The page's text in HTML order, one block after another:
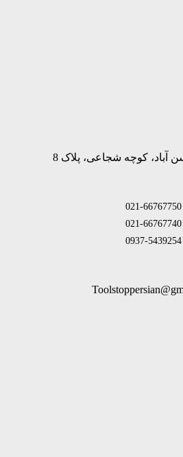
آباد، کوچه شجاعی، پلاک 8
021-66767750
021-66767740
0937-5439254